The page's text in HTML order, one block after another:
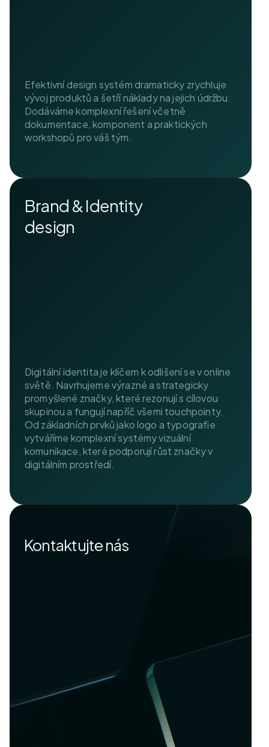
Efektivní design systém dramaticky zrychluje
vývoj produktů a šetří náklady na jejich údržbu.
Dodáváme komplexní řešení včetně
dokumentace, komponent a praktických
workshopů pro váš tým.
Brand & Identity
design
Digitální identita je klíčem k odlišení se v online
světě. Navrhujeme výrazné a strategicky
promyšlené značky, které rezonují s cílovou
skupinou a fungují napříč všemi touchpointy.
Od základních prvků jako logo a typografie
vytváříme komplexní systémy vizuální
komunikace, které podporují růst značky v
digitálním prostředí.
Kontaktujte nás